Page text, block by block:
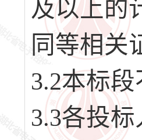
及以上的
同等相关
3.2本标
3.3各投